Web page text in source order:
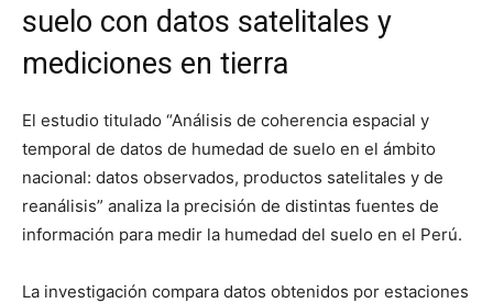
suelo con datos satelitales y
mediciones en tierra
El estudio titulado “Análisis de coherencia espacial y
temporal de datos de humedad de suelo en el ámbito
nacional: datos observados, productos satelitales y de
reanálisis” analiza la precisión de distintas fuentes de
información para medir la humedad del suelo en el Perú.
La investigación compara datos obtenidos por estaciones